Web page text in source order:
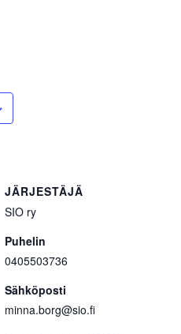
JÄRJESTÄJÄ
SIO ry
Puhelin
0405503736
Sähköposti
minna.borg@sio.fi